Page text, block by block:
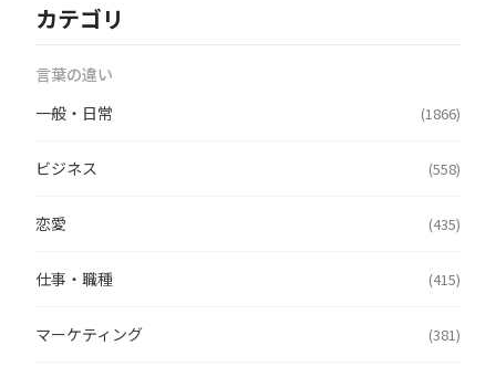
カテゴリ
言葉の違い
一般・日常
(1866)
ビジネス (558)
恋愛 (435)
仕事・職種 (415)
マーケティング (381)